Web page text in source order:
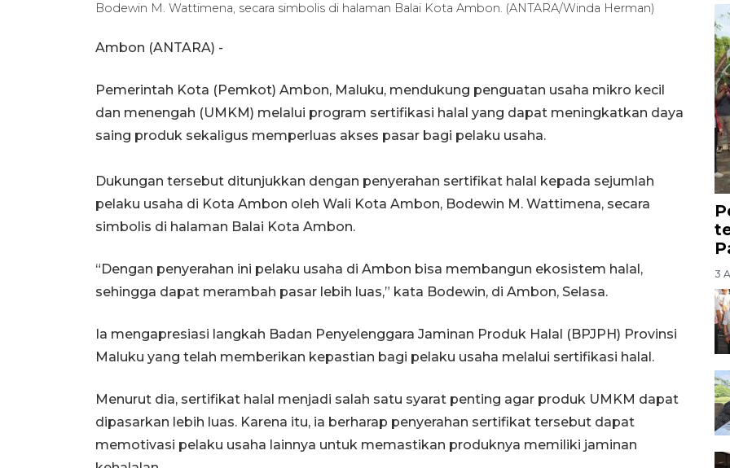
Bodewin M. Wattimena, secara simbolis di halaman Balai Kota Ambon. (ANTARA/Winda Herman)
Ambon (ANTARA) -
Pemerintah Kota (Pemkot) Ambon, Maluku, mendukung penguatan usaha mikro kecil
dan menengah (UMKM) melalui program sertifikasi halal yang dapat meningkatkan daya
saing produk sekaligus memperluas akses pasar bagi pelaku usaha.
Dukungan tersebut ditunjukkan dengan penyerahan sertifikat halal kepada sejumlah
pelaku usaha di Kota Ambon oleh Wali Kota Ambon, Bodewin M. Wattimena, secara
simbolis di halaman Balai Kota Ambon.
“Dengan penyerahan ini pelaku usaha di Ambon bisa membangun ekosistem halal,
sehingga dapat merambah pasar lebih luas,” kata Bodewin, di Ambon, Selasa.
Ia mengapresiasi langkah Badan Penyelenggara Jaminan Produk Halal (BPJPH) Provinsi
Maluku yang telah memberikan kepastian bagi pelaku usaha melalui sertifikasi halal.
Menurut dia, sertifikat halal menjadi salah satu syarat penting agar produk UMKM dapat
dipasarkan lebih luas. Karena itu, ia berharap penyerahan sertifikat tersebut dapat
memotivasi pelaku usaha lainnya untuk memastikan produknya memiliki jaminan
3